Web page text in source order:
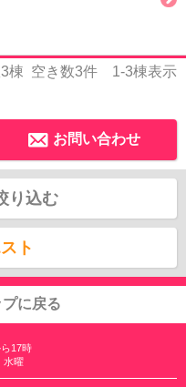
3棟 空き数3件 1-3棟表示
お問い合わせ
り込む
ト
に戻る
17時
水曜